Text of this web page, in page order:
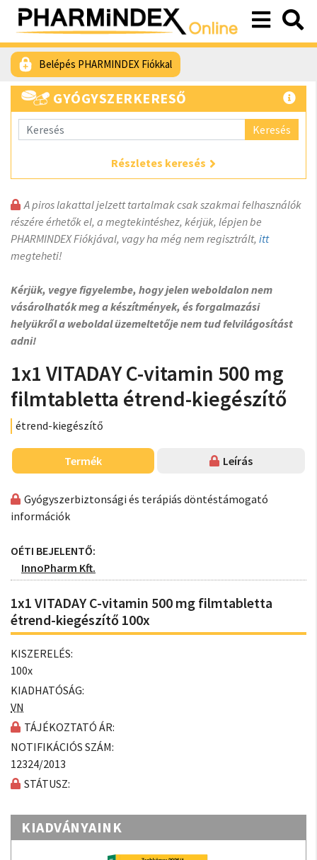
Belépés PHARMINDEX Fiókkal
GYÓGYSZERKERESŐ
Keresés
Részletes keresés
A piros lakattal jelzett tartalmak csak szakmai felhasználók
részére érhetők el, a megtekintéshez, kérjük, lépjen be
PHARMINDEX Fiókjával, vagy ha még nem regisztrált, itt
megteheti!
Kérjük, vegye figyelembe, hogy jelen weboldalon nem
vásárolhatók meg a készítmények, és forgalmazási
helyükről a weboldal üzemeltetője nem tud felvilágosítást
adni!
1x1 VITADAY C-vitamin 500 mg
filmtabletta étrend-kiegészítő
étrend-kiegészítő
Termék Leírás
Gyógyszerbiztonsági és terápiás döntéstámogató
információk
OÉTI BEJELENTŐ:
InnoPharm Kft.
1x1 VITADAY C-vitamin 500 mg filmtabletta
étrend-kiegészítő 100x
KISZERELÉS:
100x
KIADHATÓSÁG:
VN
TÁJÉKOZTATÓ ÁR:
NOTIFIKÁCIÓS SZÁM:
12324/2013
STÁTUSZ:
KIADVÁNYAINK